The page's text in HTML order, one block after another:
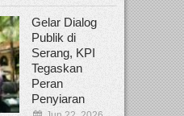
Gelar Dialog
Publik di
Serang, KPI
Tegaskan
Peran
Penyiaran